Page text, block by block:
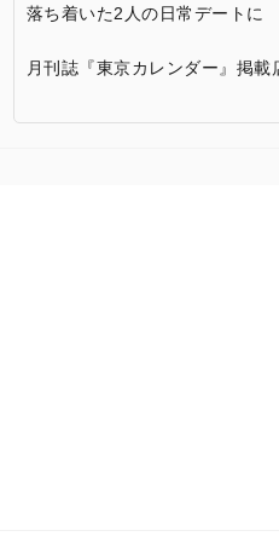
落ち着いた2人の日常デートに
月刊誌『東京カレンダー』掲載